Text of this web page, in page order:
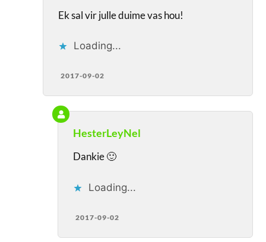
Ek sal vir julle duime vas hou!
Loading...
2017-09-02
HesterLeyNel
Dankie 🙂
Loading...
2017-09-02